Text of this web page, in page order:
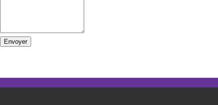
Envoyer